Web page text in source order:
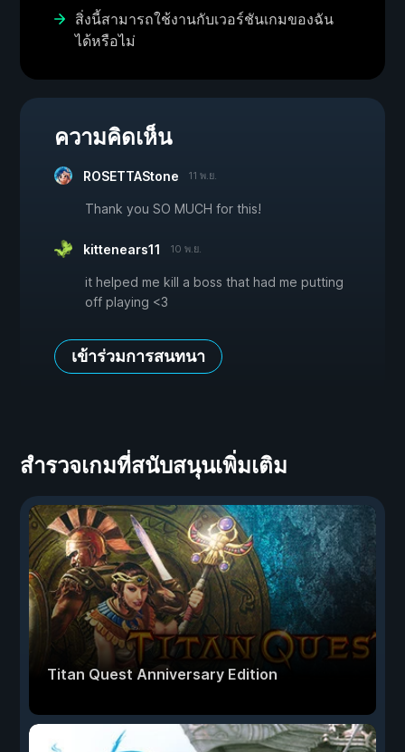
สิ่งนี้สามารถใช้งานกับเวอร์ชันเกมของฉัน
ได้หรือไม่
ความคิดเห็น
ROSETTAStone 11 พ.ย.
Thank you SO MUCH for this!
kittenears11 10 พ.ย.
it helped me kill a boss that had me putting
off playing <3
เข้าร่วมการสนทนา
สำรวจเกมที่สนับสนุนเพิ่มเติม
Titan Quest Anniversary Edition